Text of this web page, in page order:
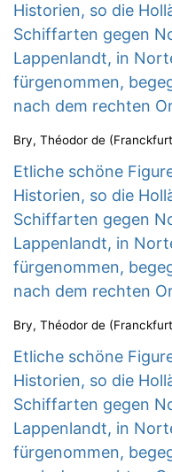
Historien, so die
Schiffarten gegen
Lappenlandt, in
fürgenommen,
nach dem rechten
Bry, Théodor de (
Etliche schöne
Historien, so die
Schiffarten gegen
Lappenlandt, in
fürgenommen,
nach dem rechten
Bry, Théodor de (
Etliche schöne
Historien, so die
Schiffarten gegen
Lappenlandt, in
fürgenommen,